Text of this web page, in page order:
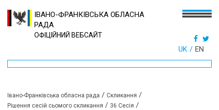
ІВАНО-ФРАНКІВСЬКА ОБЛАСНА
РАДА
ОФІЦІЙНИЙ ВЕБСАЙТ
UK EN
Івано-Франківська обласна рада / Скликання /
Рішення сесій сьомого скликання / 36 Сесія /